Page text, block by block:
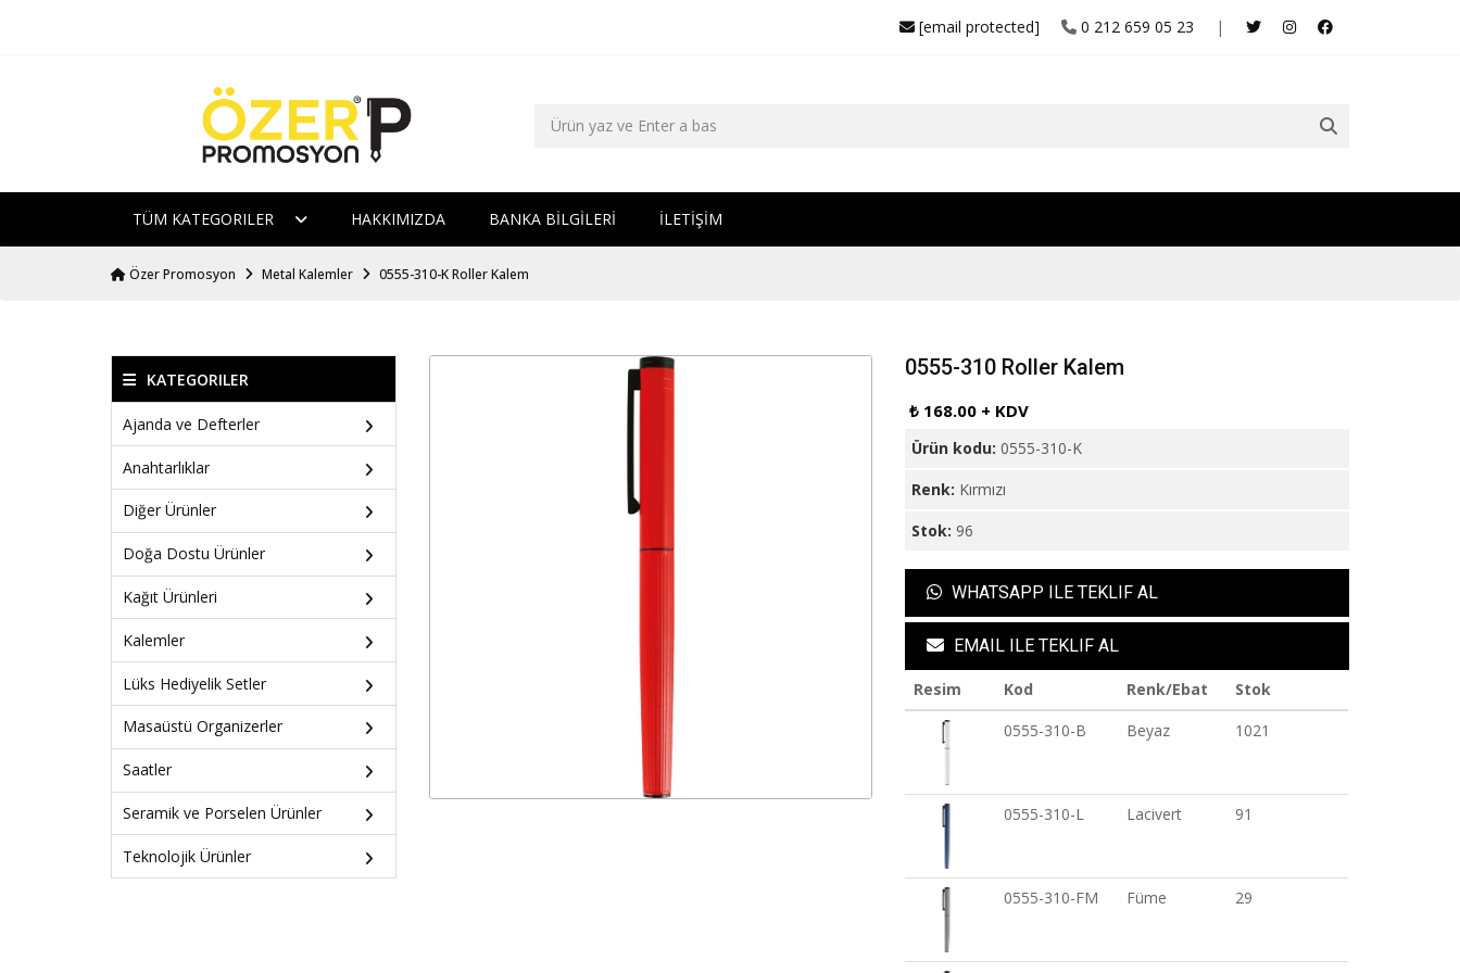
|
0 212 659 05 23
[email protected]
TÜM KATEGORILER HAKKIMIZDA BANKA BİLGİLERİ İLETİŞİM
Özer Promosyon Metal Kalemler 0555-310-K Roller Kalem
KATEGORILER
Ajanda ve Defterler
Anahtarlıklar
Diğer Ürünler
Doğa Dostu Ürünler
Kağıt Ürünleri
Kalemler
Lüks Hediyelik Setler
Masaüstü Organizerler
Saatler
Seramik ve Porselen Ürünler
Teknolojik Ürünler
0555-310 Roller Kalem
₺ 168.00 + KDV
Ürün kodu: 0555-310-K
Renk: Kırmızı
Stok: 96
WHATSAPP ILE TEKLIF AL
EMAIL ILE TEKLIF AL
Resim Kod Renk/Ebat
Stok
0555-310-B
Beyaz 1021
0555-310-L Lacivert 91
0555-310-FM Füme 29